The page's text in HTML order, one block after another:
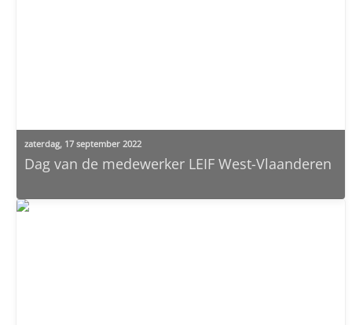
zaterdag, 17 september 2022
Dag van de medewerker LEIF West-Vlaanderen